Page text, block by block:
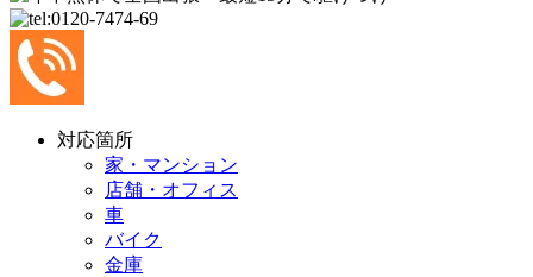
対応箇所
家・マンション
店舗・オフィス
車
バイク
金庫